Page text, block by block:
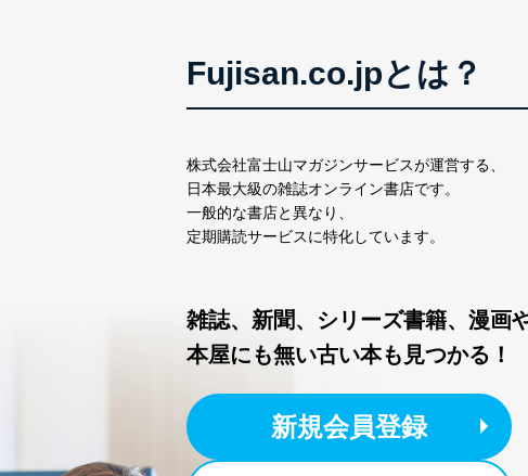
苦情及び相談受付け窓口
適切、かつ迅速に対応させていた
株式会社富士山マガジンサービス
TEL：0570-200-223
改訂：2025年2月20日
制定：2005年4月1日
株式会社富士山マガジンサービス
個人情報の取扱いについて
１．個人情報保護管理者
Fujisan.co.jpとは？
株式会社富士山マガジンサービスが運営する、
日本最大級の雑誌オンライン書店です。
一般的な書店と異なり、
定期購読サービスに特化しています。
雑誌、新聞、シリーズ書籍、漫画
本屋にも無い古い本も見つかる！
新規会員登録